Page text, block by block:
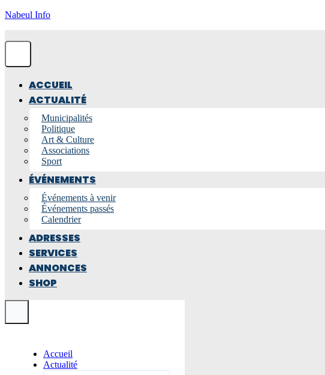
Nabeul Info
ACCUEIL
ACTUALITÉ
Municipalités
Politique
Art & Culture
Associations
Sport
ÉVÉNEMENTS
Événements à venir
Événements passés
Calendrier
ADRESSES
SERVICES
ANNONCES
SHOP
Accueil
Actualité